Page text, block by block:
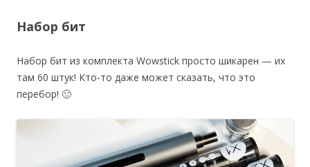
Набор бит
Набор бит из комплекта Wowstick просто шикарен — их
там 60 штук! Кто-то даже может сказать, что это
перебор! 🙂